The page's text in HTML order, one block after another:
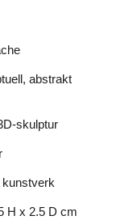
abstrakt
skulptur
kunstverk
H x 2.5 D cm